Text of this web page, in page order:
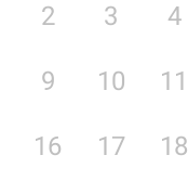
2 3 4
9 10 11
16 17 18